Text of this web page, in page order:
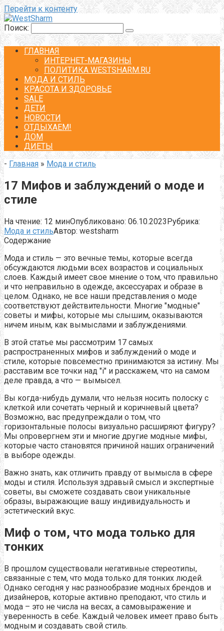
Перейти к контенту
Поиск:
ГЛАВНАЯ
ИНТЕРНЕТ-МАГАЗИНЫ
ПОЛИТИКА WESTSHARM.RU
МОДА И СТИЛЬ
КРАСОТА И ЗДОРОВЬЕ
SALE
ДЕТИ
НОВОСТИ
ОТДЫХАЕМ!
ДОМ
ДИЕТЫ
- Главная » Мода и стиль
17 Мифов и заблуждений о моде и
стиле
На чтение: 12 минОпубликовано: 06.10.2023Рубрика:
Мода и стильАвтор: westsharm
Содержание
Мода и стиль — это вечные темы, которые всегда
обсуждаются людьми всех возрастов и социальных
слоев. Каждый имеет свое мнение о том, что правильно
и что неправильно в одежде, аксессуарах и образе в
целом. Однако, не все наши представления о моде
соответствуют действительности. Многие "модные"
советы и мифы, которые мы слышим, оказываются
ничем иным, как вымыслами и заблуждениями.
В этой статье мы рассмотрим 17 самых
распространенных мифов и заблуждений о моде и
стиле, которые повсеместно принимаются за истину. Мы
расставим все точки над "i" и расскажем, что на самом
деле правда, а что — вымысел.
Вы когда-нибудь думали, что нельзя носить полоску с
клеткой или сочетать черный и коричневый цвета?
Возможно, вас предупреждали о том, что
горизонтальные полосы визуально расширяют фигуру?
Мы опровергнем эти и многие другие модные мифы,
которые часто становятся причиной наших ограничений
в выборе одежды.
Важно знать, как отличить правду от вымысла в сфере
моды и стиля. Используя здравый смысл и экспертные
советы, вы сможете создавать свои уникальные
образы, выражающие вашу индивидуальность и
эстетический вкус.
Миф о том, что мода только для
тонких
В прошлом существовали негативные стереотипы,
связанные с тем, что мода только для тонких людей.
Однако сегодня у нас разнообразие модных брендов и
дизайнеров, которые активно преподают, что стиль и
мода – это не числа на весах, а самовыражение и
уверенность в себе. Каждый человек имеет право быть
модным и создавать свой стиль.